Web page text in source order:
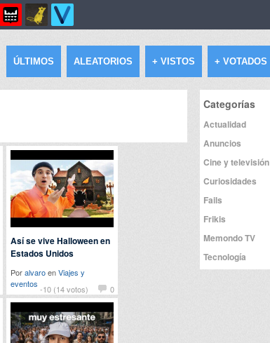
ÚLTIMOS ALEATORIOS + VISTOS + VOTADOS
-10 (14 votos)
0
Así se vive Halloween en
Estados Unidos
PoralvaroenViajes y
eventos
Categorías
Actualidad
Anuncios
Cine y televisión
Curiosidades
Fails
Frikis
Memondo TV
Tecnología